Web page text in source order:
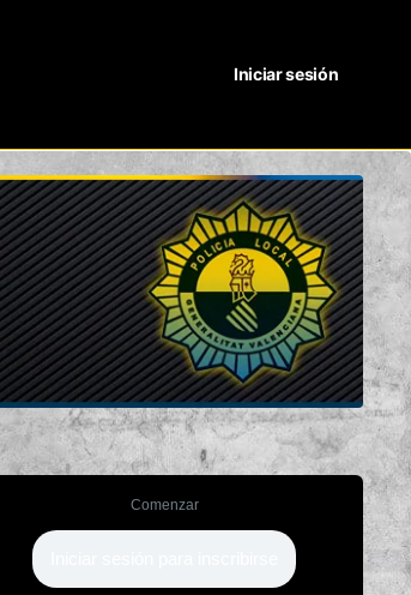
Iniciar sesión
Comenzar